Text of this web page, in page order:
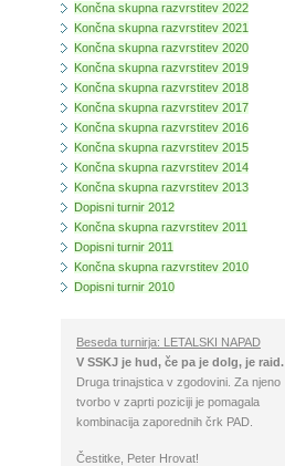
Končna skupna razvrstitev 2022
Končna skupna razvrstitev 2021
Končna skupna razvrstitev 2020
Končna skupna razvrstitev 2019
Končna skupna razvrstitev 2018
Končna skupna razvrstitev 2017
Končna skupna razvrstitev 2016
Končna skupna razvrstitev 2015
Končna skupna razvrstitev 2014
Končna skupna razvrstitev 2013
Dopisni turnir 2012
Končna skupna razvrstitev 2011
Dopisni turnir 2011
Končna skupna razvrstitev 2010
Dopisni turnir 2010
Beseda turnirja: LETALSKI NAPAD
V SSKJ je hud, če pa je dolg, je raid.
Druga trinajstica v zgodovini. Za njeno
tvorbo v zaprti poziciji je pomagala
kombinacija zaporednih črk PAD.
Čestitke, Peter Hrovat!